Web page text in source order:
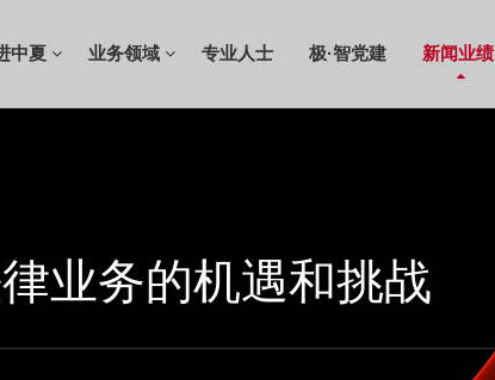
中夏 业务领域 专业人士 极·智党建 新闻业绩
业务的机遇和挑战